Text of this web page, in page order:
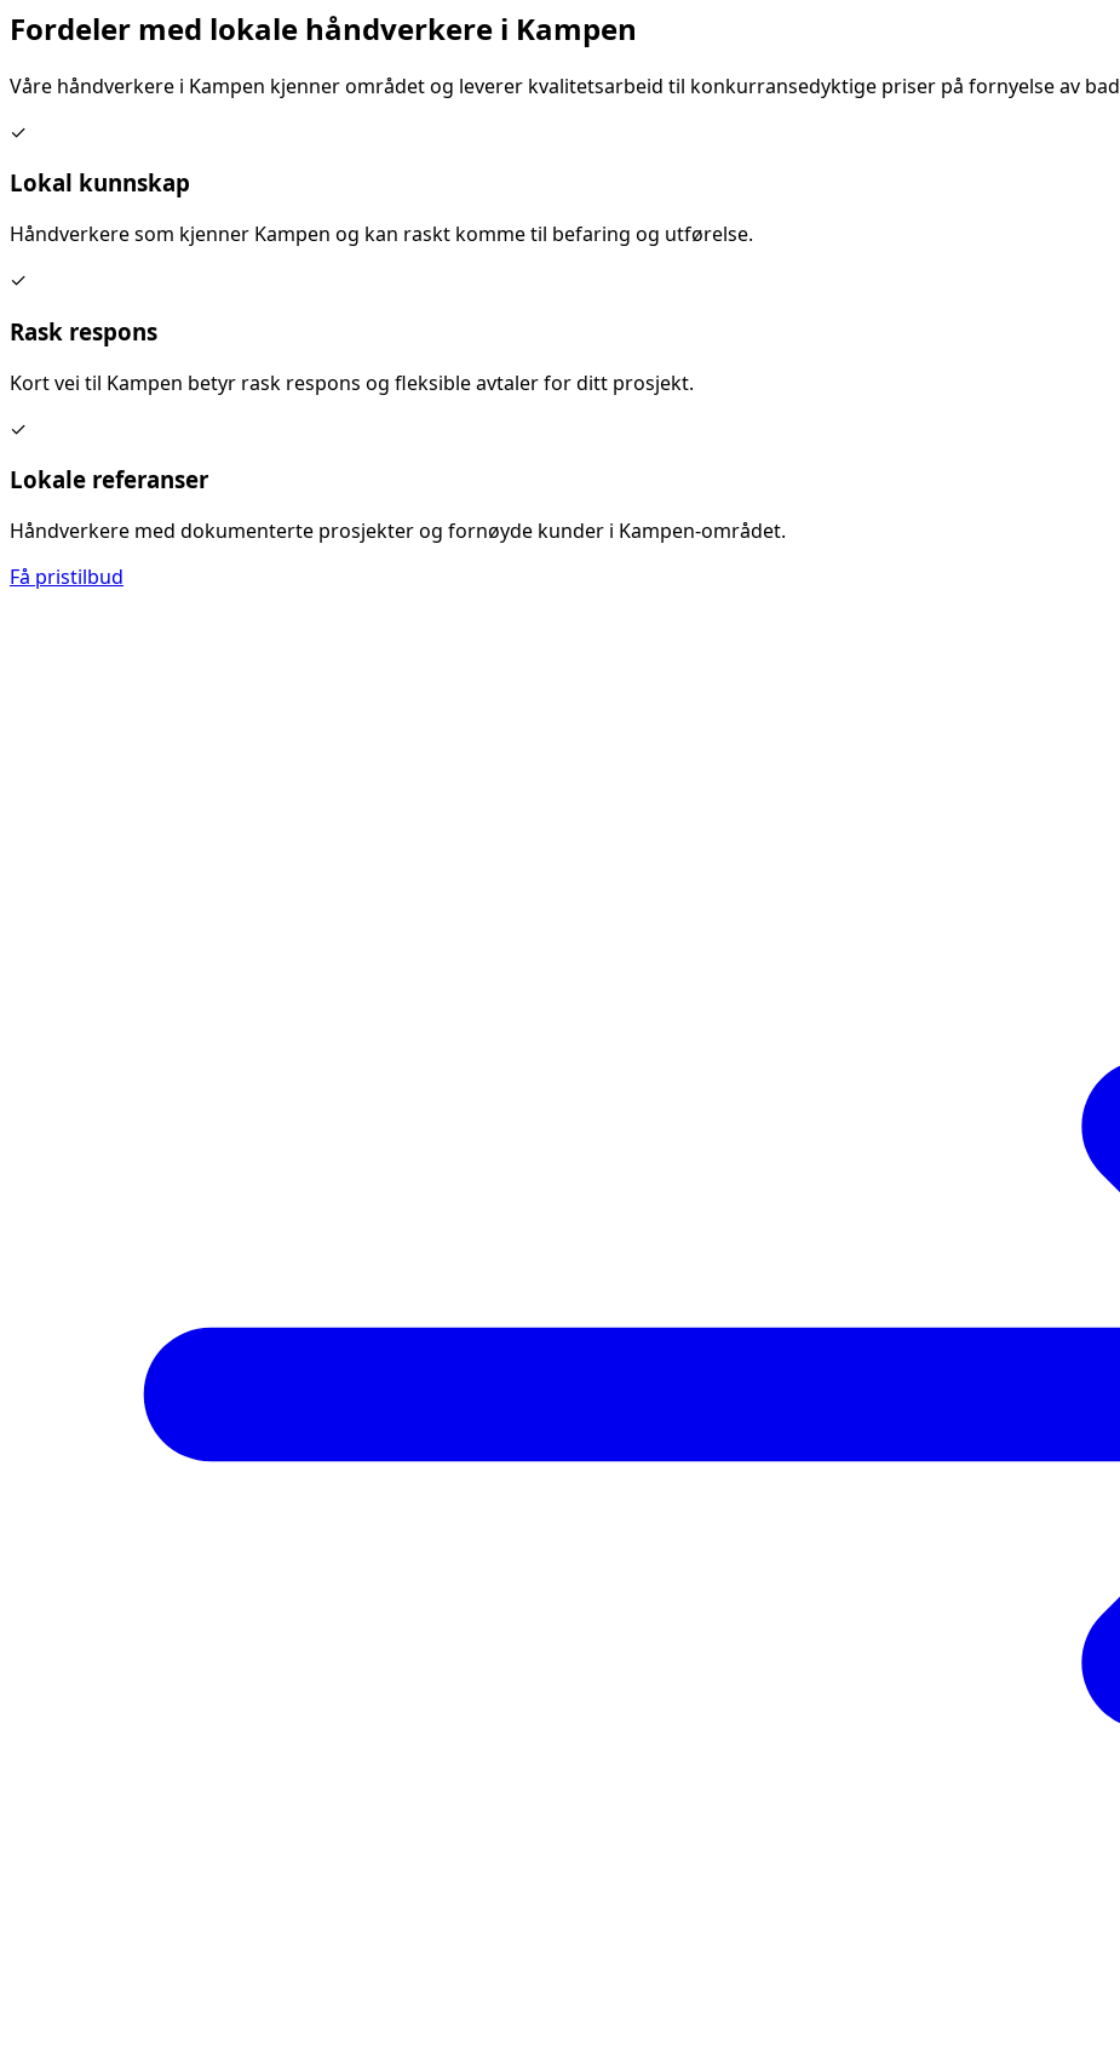
Fordeler med lokale håndverkere i Kampen
Våre håndverkere i Kampen kjenner området og leverer kvalitetsarbeid til konkurransedyktige priser på fornyelse av bad
✓
Lokal kunnskap
Håndverkere som kjenner Kampen og kan raskt komme til befaring og utførelse.
✓
Rask respons
Kort vei til Kampen betyr rask respons og fleksible avtaler for ditt prosjekt.
✓
Lokale referanser
Håndverkere med dokumenterte prosjekter og fornøyde kunder i Kampen-området.
Få pristilbud